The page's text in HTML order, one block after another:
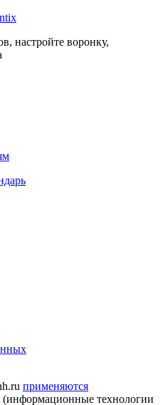
настройте воронку,
применяются
(информационные технологии